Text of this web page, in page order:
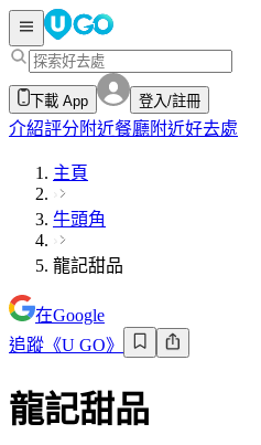
下載 App 登入/註冊
介紹評分 附近餐廳附近好去處
主頁
牛頭角
龍記甜品
在Google
追蹤《U GO》
龍記甜品